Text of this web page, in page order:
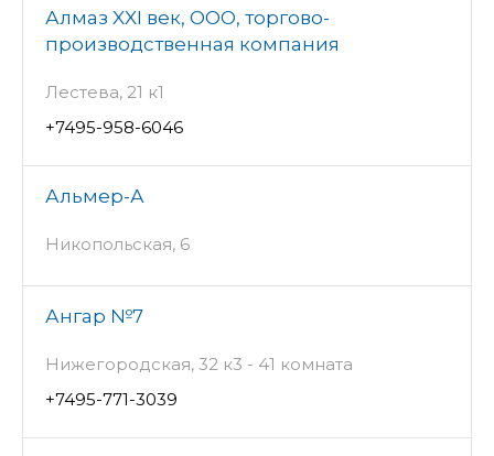
Алмаз XXI век, ООО, торгово-
производственная компания
Лестева, 21 к1
+7495-958-6046
Альмер-А
Никопольская, 6
Ангар №7
Нижегородская, 32 к3 - 41 комната
+7495-771-3039